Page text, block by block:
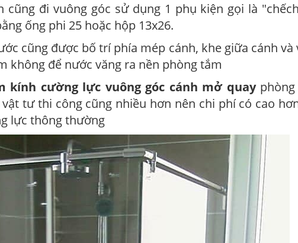
cũng đi vuông góc sử dụng 1 phụ kiện gọi là
ống phi 25 hoặc hộp 13x26.
cũng được bố trí phía mép cánh, khe giữa cánh và
không để nước văng ra nền phòng tắm
kính cường lực vuông góc cánh mở quayphòng
tư thi công cũng nhiều hơn nên chi phí có cao
lực thông thường